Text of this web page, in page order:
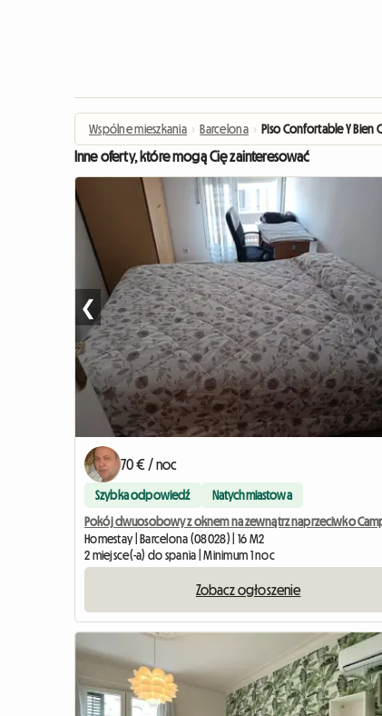
Wspólne mieszkania › Barcelona › Piso Confortable Y Bien
Inne oferty, które mogą Cię zainteresować
❮
70 € / noc
Szybka odpowiedź Natychmiastowa
Pokój dwuosobowy z oknem na zewnątrz naprzeciwko
Homestay | Barcelona (08028) | 16 M2
2 miejsce(-a) do spania | Minimum 1 noc
Zobacz ogłoszenie